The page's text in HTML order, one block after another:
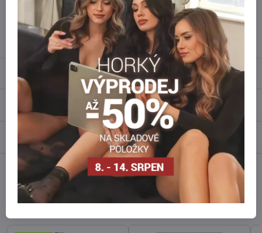
Kontaktujte nás na mail, zboží pro Vás doskladníme!
info​@everlady​.eu
Popis
Recenze
Diskuse 0
FacebookTwitterBlueskyPinterestReddit LinkedIn WhatsApp
Alternativní produkty